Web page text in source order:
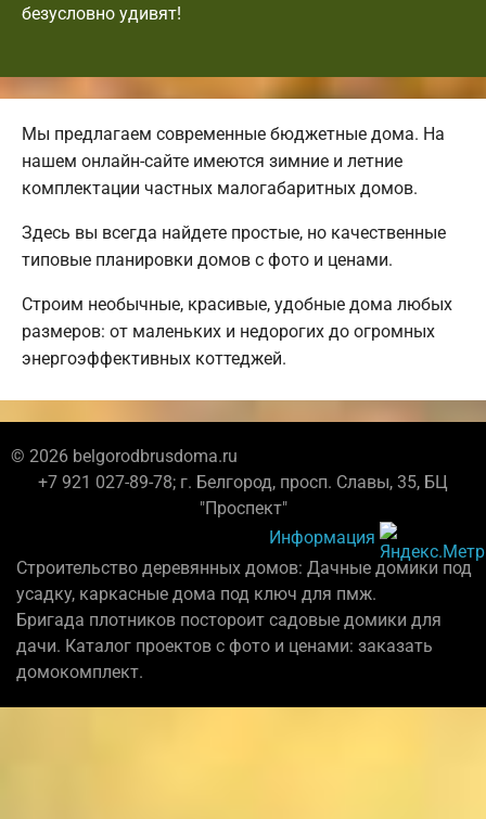
безусловно удивят!
Мы предлагаем современные бюджетные дома. На
нашем онлайн-сайте имеются зимние и летние
комплектации частных малогабаритных домов.
Здесь вы всегда найдете простые, но качественные
типовые планировки домов с фото и ценами.
Строим необычные, красивые, удобные дома любых
размеров: от маленьких и недорогих до огромных
энергоэффективных коттеджей.
© 2026 belgorodbrusdoma.ru
+7 921 027-89-78; г. Белгород, просп. Славы, 35, БЦ
"Проспект"
Информация
Строительство деревянных домов: Дачные домики под
усадку, каркасные дома под ключ для пмж.
Бригада плотников постороит садовые домики для
дачи. Каталог проектов с фото и ценами: заказать
домокомплект.